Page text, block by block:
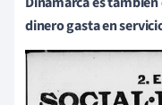
dinero gasta en